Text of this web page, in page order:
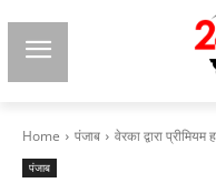
Home पंजाब वेरका द्वारा
पंजाब